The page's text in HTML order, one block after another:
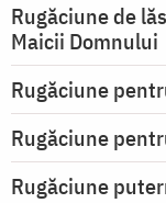
Rugăciune de
Maicii Domnului
Rugăciune
Rugăciune
Rugăciune